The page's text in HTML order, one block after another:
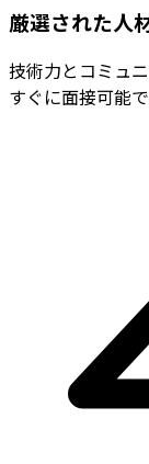
厳選された人
技術力とコミュ
すぐに面接可能で